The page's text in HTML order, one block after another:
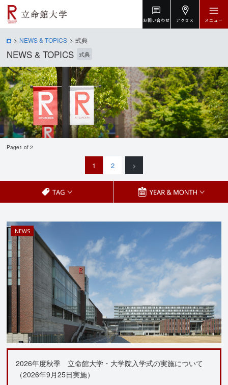
お問い合わせ アクセス メニュー
NEWS & TOPICS 式典
NEWS & TOPICS 式典
Page1 of 2
1 2 >
NEWS
2026年度秋季 立命館大学・大学院入学式の実施について
（2026年9月25日実施）